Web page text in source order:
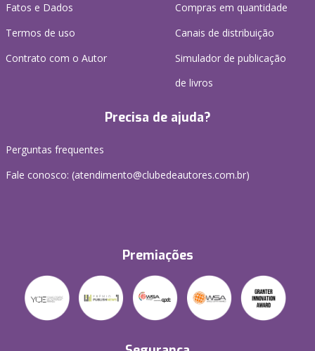
Fatos e Dados
Termos de uso
Contrato com o Autor
Compras em quantidade
Canais de distribuição
Simulador de publicação
de livros
Precisa de ajuda?
Perguntas frequentes
Fale conosco: (atendimento@clubedeautores.com.br)
Premiações